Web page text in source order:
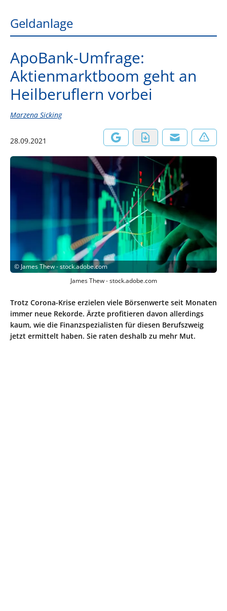
Geldanlage
ApoBank-Umfrage:
Aktienmarktboom geht an
Heilberuflern vorbei
Marzena Sicking
28.09.2021
© James Thew - stock.adobe.com
James Thew - stock.adobe.com
Trotz Corona-Krise erzielen viele Börsenwerte seit Monaten
immer neue Rekorde. Ärzte profitieren davon allerdings
kaum, wie die Finanzspezialisten für diesen Berufszweig
jetzt ermittelt haben. Sie raten deshalb zu mehr Mut.